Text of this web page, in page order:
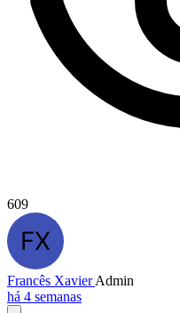
609
Francês XavierAdmin
há 4 semanas